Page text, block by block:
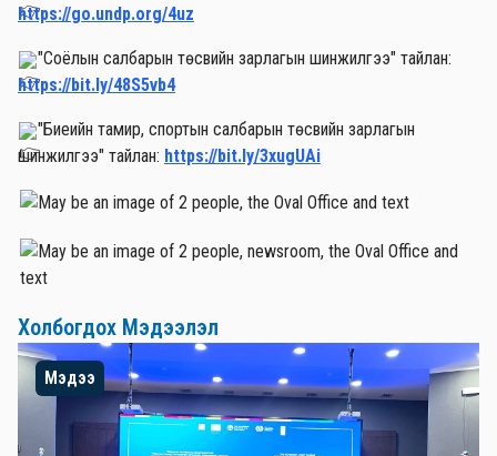
https://go.undp.org/4uz
"Соёлын салбарын төсвийн зарлагын шинжилгээ" тайлан:
https://bit.ly/48S5vb4
"Биеийн тамир, спортын салбарын төсвийн зарлагын
шинжилгээ" тайлан: https://bit.ly/3xugUAi
Холбогдох Мэдээлэл
Мэдээ